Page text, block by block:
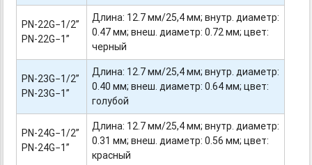
PN-22G−1/2”
PN-22G−1”
Длина: 12.7 мм/25,4 мм; внутр. диаметр:
0.47 мм; внеш. диаметр: 0.72 мм; цвет:
черный
PN-23G−1/2”
PN-23G−1”
Длина: 12.7 мм/25,4 мм; внутр. диаметр:
0.40 мм; внеш. диаметр: 0.64 мм; цвет:
голубой
PN-24G−1/2”
PN-24G−1”
Длина: 12.7 мм/25,4 мм; внутр. диаметр:
0.31 мм; внеш. диаметр: 0.56 мм; цвет:
красный